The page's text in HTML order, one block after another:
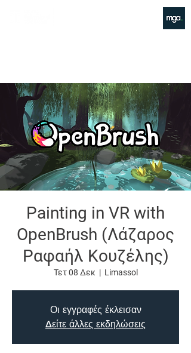
Painting in VR with
OpenBrush (Λάζαρος
Ραφαήλ Κουζέλης)
Τετ 08 Δεκ
  |
Limassol
Οι εγγραφές έκλεισαν
Δείτε άλλες εκδηλώσεις